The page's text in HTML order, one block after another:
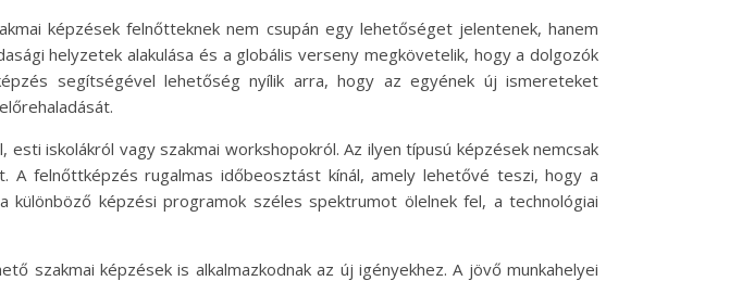
képzések felnőtteknek nem csupán egy lehetőséget jelentenek, hanem
helyzetek alakulása és a globális verseny megkövetelik, hogy a dolgozók
segítségével lehetőség nyílik arra, hogy az egyének új ismereteket
iskolákról vagy szakmai workshopokról. Az ilyen típusú képzések nemcsak
A felnőttképzés rugalmas időbeosztást kínál, amely lehetővé teszi, hogy a
képzési programok széles spektrumot ölelnek fel, a technológiai
szakmai képzések is alkalmazkodnak az új igényekhez. A jövő munkahelyei